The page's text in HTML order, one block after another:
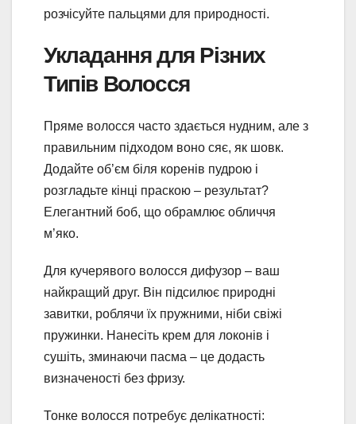
розчісуйте пальцями для природності.
Укладання для Різних
Типів Волосся
Пряме волосся часто здається нудним, але з
правильним підходом воно сяє, як шовк.
Додайте об’єм біля коренів пудрою і
розгладьте кінці праскою – результат?
Елегантний боб, що обрамлює обличчя
м’яко.
Для кучерявого волосся дифузор – ваш
найкращий друг. Він підсилює природні
завитки, роблячи їх пружними, ніби свіжі
пружинки. Нанесіть крем для локонів і
сушіть, зминаючи пасма – це додасть
визначеності без фризу.
Тонке волосся потребує делікатності: